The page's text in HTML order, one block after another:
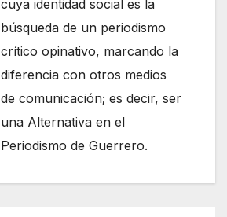
cuya identidad social es la
búsqueda de un periodismo
crítico opinativo, marcando la
diferencia con otros medios
de comunicación; es decir, ser
una Alternativa en el
Periodismo de Guerrero.